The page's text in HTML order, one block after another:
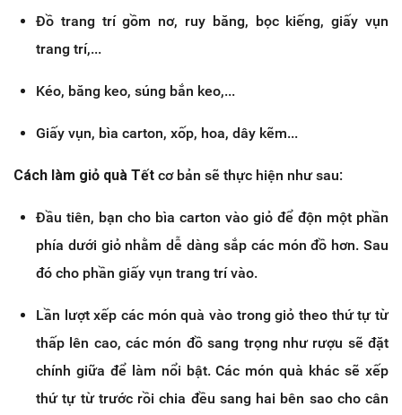
Đồ trang trí gồm nơ, ruy băng, bọc kiếng, giấy vụn
trang trí,...
Kéo, băng keo, súng bắn keo,...
Giấy vụn, bìa carton, xốp, hoa, dây kẽm...
Cách làm giỏ quà Tết cơ bản sẽ thực hiện như sau:
Đầu tiên, bạn cho bìa carton vào giỏ để độn một phần
phía dưới giỏ nhằm dễ dàng sắp các món đồ hơn. Sau
đó cho phần giấy vụn trang trí vào.
Lần lượt xếp các món quà vào trong giỏ theo thứ tự từ
thấp lên cao, các món đồ sang trọng như rượu sẽ đặt
chính giữa để làm nổi bật. Các món quà khác sẽ xếp
thứ tự từ trước rồi chia đều sang hai bên sao cho cân